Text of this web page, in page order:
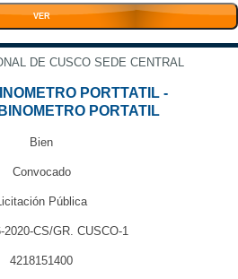
VER
DE CUSCO SEDE CENTRAL
PORTTATIL -
PORTATIL
Bien
Convocado
Pública
2020-CS/GR. CUSCO-1
4218151400